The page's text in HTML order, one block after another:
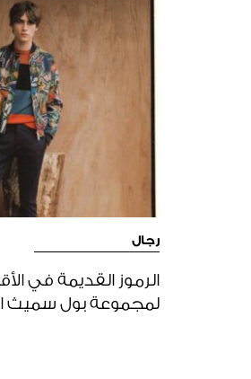
رجال
الرموز القديمة في
لمجموعة بول سميث